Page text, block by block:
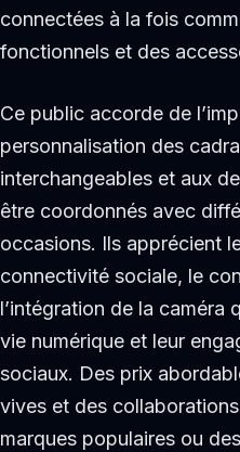
connectées à la fois
fonctionnels et des
Ce public accorde de
personnalisation des
interchangeables et aux
être coordonnés avec
occasions. Ils apprécient
connectivité sociale, le
l’intégration de la caméra
vie numérique et leur
sociaux. Des prix
vives et des
marques populaires ou